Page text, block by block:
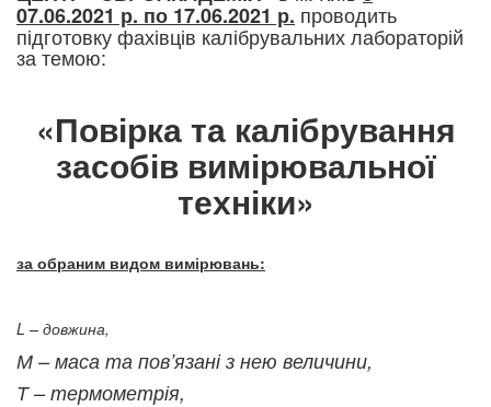
07.06.2021 р. по 17.06.2021 р. проводить
підготовку фахівців калібрувальних лабораторій
за темою:
«Повірка та калібрування
засобів вимірювальної
техніки»
за обраним видом вимірювань:
L – довжина,
М – маса та пов’язані з нею величини,
Т – термометрія,